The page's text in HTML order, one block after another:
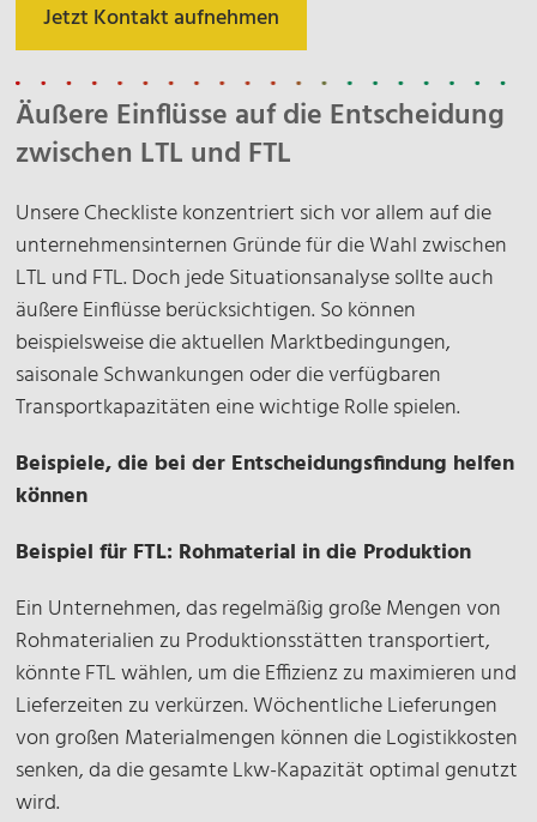
Jetzt Kontakt aufnehmen
Äußere Einflüsse auf die Entscheidung
zwischen LTL und FTL
Unsere Checkliste konzentriert sich vor allem auf die
unternehmensinternen Gründe für die Wahl zwischen
LTL und FTL. Doch jede Situationsanalyse sollte auch
äußere Einflüsse berücksichtigen. So können
beispielsweise die aktuellen Marktbedingungen,
saisonale Schwankungen oder die verfügbaren
Transportkapazitäten eine wichtige Rolle spielen.
Beispiele, die bei der Entscheidungsfindung helfen
können
Beispiel für FTL: Rohmaterial in die Produktion
Ein Unternehmen, das regelmäßig große Mengen von
Rohmaterialien zu Produktionsstätten transportiert,
könnte FTL wählen, um die Effizienz zu maximieren und
Lieferzeiten zu verkürzen. Wöchentliche Lieferungen
von großen Materialmengen können die Logistikkosten
senken, da die gesamte Lkw-Kapazität optimal genutzt
wird.